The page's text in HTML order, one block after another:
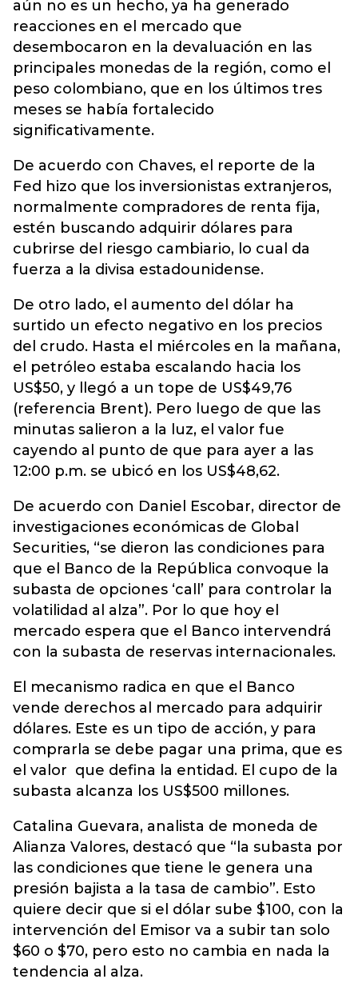
aún no es un hecho, ya ha generado
reacciones en el mercado que
desembocaron en la devaluación en las
principales monedas de la región, como el
peso colombiano, que en los últimos tres
meses se había fortalecido
significativamente.
De acuerdo con Chaves, el reporte de la
Fed hizo que los inversionistas extranjeros,
normalmente compradores de renta fija,
estén buscando adquirir dólares para
cubrirse del riesgo cambiario, lo cual da
fuerza a la divisa estadounidense.
De otro lado, el aumento del dólar ha
surtido un efecto negativo en los precios
del crudo. Hasta el miércoles en la mañana,
el petróleo estaba escalando hacia los
US$50, y llegó a un tope de US$49,76
(referencia Brent). Pero luego de que las
minutas salieron a la luz, el valor fue
cayendo al punto de que para ayer a las
12:00 p.m. se ubicó en los US$48,62.
De acuerdo con Daniel Escobar, director de
investigaciones económicas de Global
Securities, “se dieron las condiciones para
que el Banco de la República convoque la
subasta de opciones ‘call’ para controlar la
volatilidad al alza”. Por lo que hoy el
mercado espera que el Banco intervendrá
con la subasta de reservas internacionales.
El mecanismo radica en que el Banco
vende derechos al mercado para adquirir
dólares. Este es un tipo de acción, y para
comprarla se debe pagar una prima, que es
el valor que defina la entidad. El cupo de la
subasta alcanza los US$500 millones.
Catalina Guevara, analista de moneda de
Alianza Valores, destacó que “la subasta por
las condiciones que tiene le genera una
presión bajista a la tasa de cambio”. Esto
quiere decir que si el dólar sube $100, con la
intervención del Emisor va a subir tan solo
$60 o $70, pero esto no cambia en nada la
tendencia al alza.